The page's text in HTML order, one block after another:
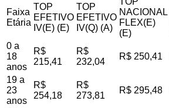
Faixa
Etária
TOP
EFETIVO
IV(E) (E)
TOP
EFETIVO
IV(Q) (A)
NACIONAL
FLEX(E)
(E)
0 a
18
anos
R$
215,41
R$
232,04
R$ 250,41
19 a
23
anos
R$
254,18
R$
273,81
R$ 295,48